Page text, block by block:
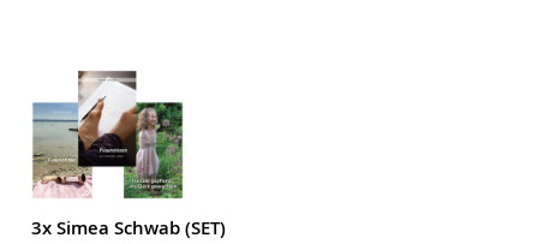
3x Simea Schwab (SET)